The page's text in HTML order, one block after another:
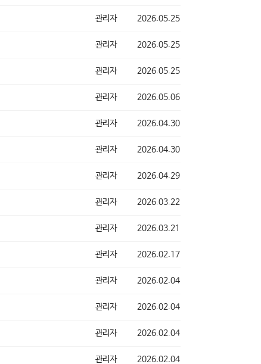
관리자 2026.05.25
관리자 2026.05.25
관리자 2026.05.25
관리자 2026.05.06
관리자 2026.04.30
관리자 2026.04.30
관리자 2026.04.29
관리자 2026.03.22
관리자 2026.03.21
관리자 2026.02.17
관리자 2026.02.04
관리자 2026.02.04
관리자 2026.02.04
관리자 2026.02.04